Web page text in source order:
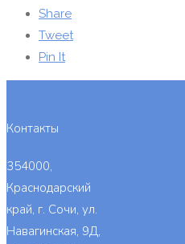
Share
Tweet
Pin It
Контакты
354000,
Краснодарский
край, г. Сочи, ул.
Навагинская, 9Д,